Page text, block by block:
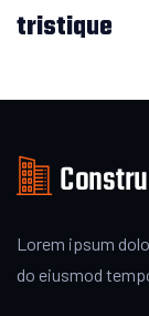
tristique
Lorem ipsum
do eiusmod